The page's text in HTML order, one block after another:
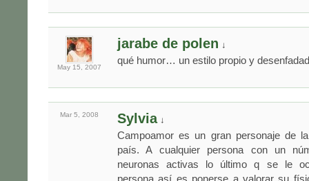
May 15, 2007
jarabe de polen ↓
qué humor… un estilo propio y
Mar 5, 2008 Sylvia↓
Campoamor es un gran personaje de
país. A cualquier persona con un
neuronas activas lo último q se le
persona así es ponerse a valorar su